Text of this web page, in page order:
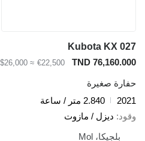
Kubota KX 027
TND 76,160.000
€22,500
≈ $26,000
حفارة صغيرة
2021
2.840 متر / ساعة
وقود ديزل / مازوت
بلجيكا، Mol